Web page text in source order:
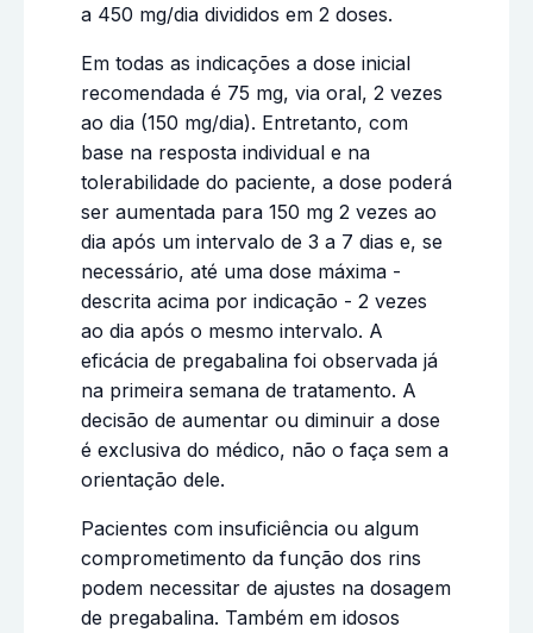
a 450 mg/dia divididos em 2 doses.
Em todas as indicações a dose inicial
recomendada é 75 mg, via oral, 2 vezes
ao dia (150 mg/dia). Entretanto, com
base na resposta individual e na
tolerabilidade do paciente, a dose poderá
ser aumentada para 150 mg 2 vezes ao
dia após um intervalo de 3 a 7 dias e, se
necessário, até uma dose máxima -
descrita acima por indicação - 2 vezes
ao dia após o mesmo intervalo. A
eficácia de pregabalina foi observada já
na primeira semana de tratamento. A
decisão de aumentar ou diminuir a dose
é exclusiva do médico, não o faça sem a
orientação dele.
Pacientes com insuficiência ou algum
comprometimento da função dos rins
podem necessitar de ajustes na dosagem
de pregabalina. Também em idosos